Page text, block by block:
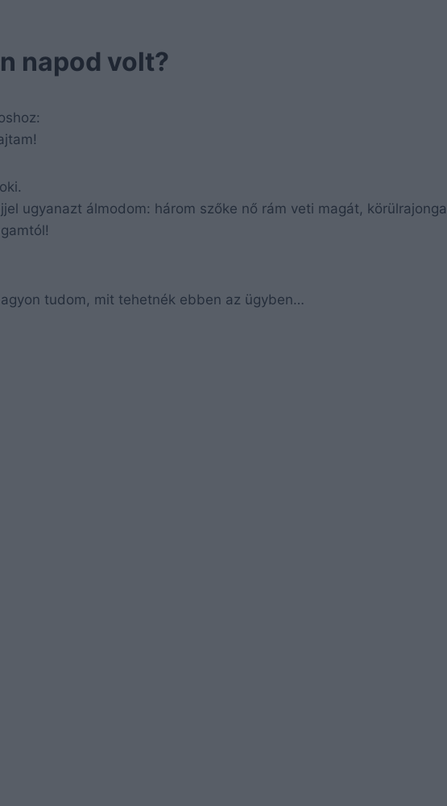
napod volt?
ugyanazt álmodom: három szőke nő rám veti magát,
tudom, mit tehetnék ebben az ügyben…